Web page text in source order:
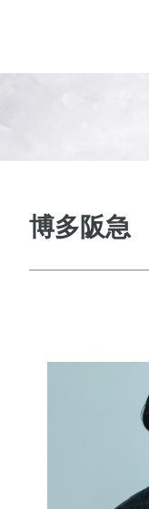
博多阪急